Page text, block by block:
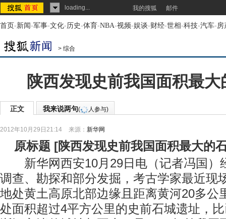
loading... 我的搜狐 邮件
首页-新闻-军事-文化-历史-体育-NBA-视频-娱谈-财经-世相-科技-汽车-房
> 综合
陕西发现史前我国面积最
正文 我来说两句( 人参与)
2012年10月29日21:14 来源： 新华网
原标题 [陕西发现史前我国面积最大的
新华网西安10月29日电（记者冯国）
调查、勘探和部分发掘，考古学家最近现
地处黄土高原北部边缘且距离黄河20多公
处面积超过4平方公里的史前石城遗址，